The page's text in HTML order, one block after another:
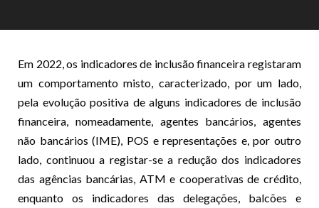
Em 2022, os indicadores de inclusão financeira registaram
um comportamento misto, caracterizado, por um lado,
pela evolução positiva de alguns indicadores de inclusão
financeira, nomeadamente, agentes bancários, agentes
não bancários (IME), POS e representações e, por outro
lado, continuou a registar-se a redução dos indicadores
das agências bancárias, ATM e cooperativas de crédito,
enquanto os indicadores das delegações, balcões e